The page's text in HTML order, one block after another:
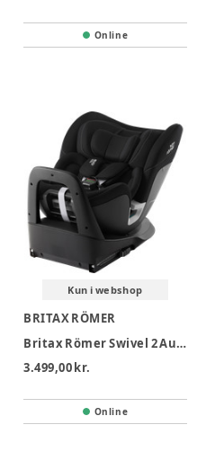
Online
Kun i webshop
BRITAX RÖMER
Britax Römer Swivel 2 Autostol - Space Black
3.499,00 kr.
Online